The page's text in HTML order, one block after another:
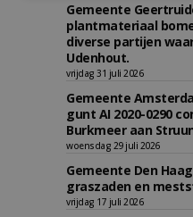
Gemeente
plantmateriaal
diverse partijen
Udenhout.
vrijdag 31 juli 2026
Gemeente
gunt AI 2020-0290
Burkmeer aan
woensdag 29 juli 2026
Gemeente Den
graszaden en
vrijdag 17 juli 2026